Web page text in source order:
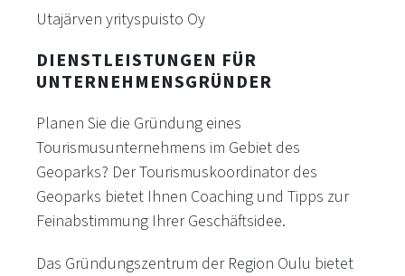
Utajärven yrityspuisto Oy
DIENSTLEISTUNGEN FÜR
UNTERNEHMENSGRÜNDER
Planen Sie die Gründung eines
Tourismusunternehmens im Gebiet des
Geoparks? Der Tourismuskoordinator des
Geoparks bietet Ihnen Coaching und Tipps zur
Feinabstimmung Ihrer Geschäftsidee.
Das Gründungszentrum der Region Oulu bietet